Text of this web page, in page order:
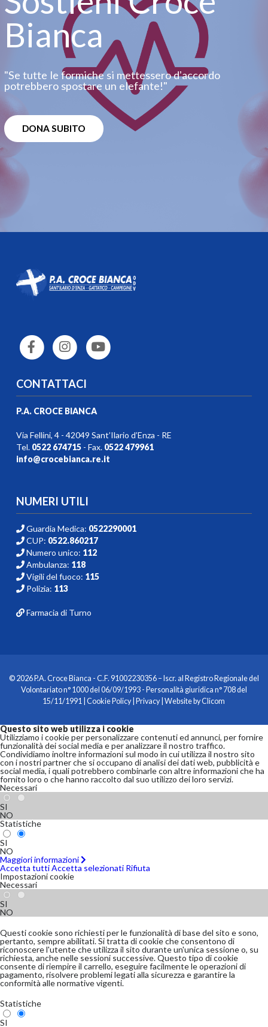
Bianca
"Se tutte le formiche si mettessero dʼaccordo
potrebbero spostare un elefante!"
DONA SUBITO
CONTATTACI
P.A. CROCE BIANCA
Via Fellini, 4 - 42049 Sant’Ilario d’Enza - RE
Tel. 0522 674715- Fax. 0522 479961
info@crocebianca.re.it
NUMERI UTILI
Guardia Medica: 0522290001
CUP: 0522.860217
Numero unico: 112
Ambulanza: 118
Vigili del fuoco: 115
Polizia: 113
Farmacia di Turno
© 2026 P.A. Croce Bianca - C.F. 91002230356 – Iscr. al Registro Regionale del
Volontariato n° 1000 del 06/09/1993 - Personalità giuridica n° 708 del
15/11/1991 |Cookie Policy|Privacy| Website byClicom
Questo sito web utilizza i cookie
Utilizziamo i cookie per personalizzare contenuti ed annunci, per fornire
funzionalità dei social media e per analizzare il nostro traffico.
Condividiamo inoltre informazioni sul modo in cui utilizza il nostro sito
con i nostri partner che si occupano di analisi dei dati web, pubblicità e
social media, i quali potrebbero combinarle con altre informazioni che ha
fornito loro o che hanno raccolto dal suo utilizzo dei loro servizi.
Necessari
SI
NO
Statistiche
SI
NO
Maggiori informazioni
Accetta tuttiAccetta selezionati Rifiuta
Impostazioni cookie
Necessari
SI
NO
Questi cookie sono richiesti per le funzionalità di base del sito e sono,
pertanto, sempre abilitati. Si tratta di cookie che consentono di
riconoscere l'utente che utilizza il sito durante un'unica sessione o, su
richiesta, anche nelle sessioni successive. Questo tipo di cookie
consente di riempire il carrello, eseguire facilmente le operazioni di
pagamento, risolvere problemi legati alla sicurezza e garantire la
conformità alle normative vigenti.
Statistiche
SI